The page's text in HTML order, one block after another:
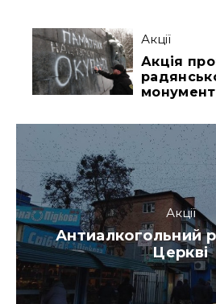
Акції
Акція
Акції
Антиалкогольний
Церкві